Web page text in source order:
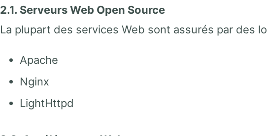
2.1. Serveurs Web Open Source
La plupart des services Web sont assurés par des
Apache
Nginx
LightHttpd